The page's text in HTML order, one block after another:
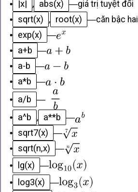
•
|x| , abs(x) —giá trị tuyệt đối
•
sqrt(x) , root(x) —căn bậc hai
•
exp(x) —
•
a+b —
•
a-b —
•
a*b —
•
a/b —
•
a^b , a**b —
•
sqrt7(x) —
•
sqrt(n,x) —
•
lg(x) —
•
log3(x) —